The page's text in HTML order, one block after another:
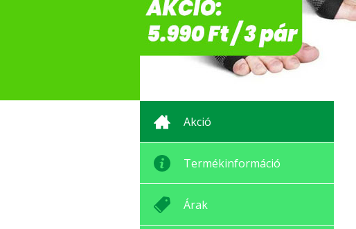
Akció
Termékinformáció
Árak